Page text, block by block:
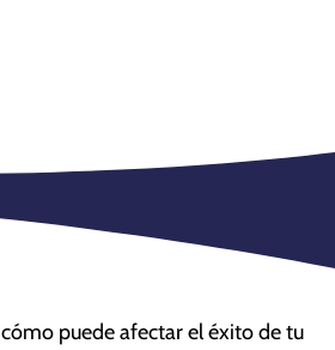
puede afectar el éxito de tu